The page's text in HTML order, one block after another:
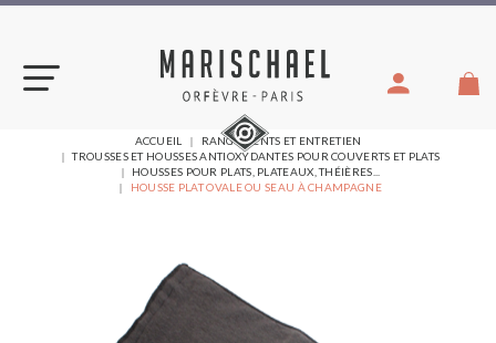
Aller
VOUS
ÊTES
ICI :
ACCUEIL
RANGEMENTS ET ENTRETIEN
TROUSSES ET HOUSSES ANTIOXYDANTES POUR COUVERTS ET PLATS
HOUSSES POUR PLATS, PLATEAUX, THÉIÈRES...
HOUSSE PLAT OVALE OU SEAU À CHAMPAGNE